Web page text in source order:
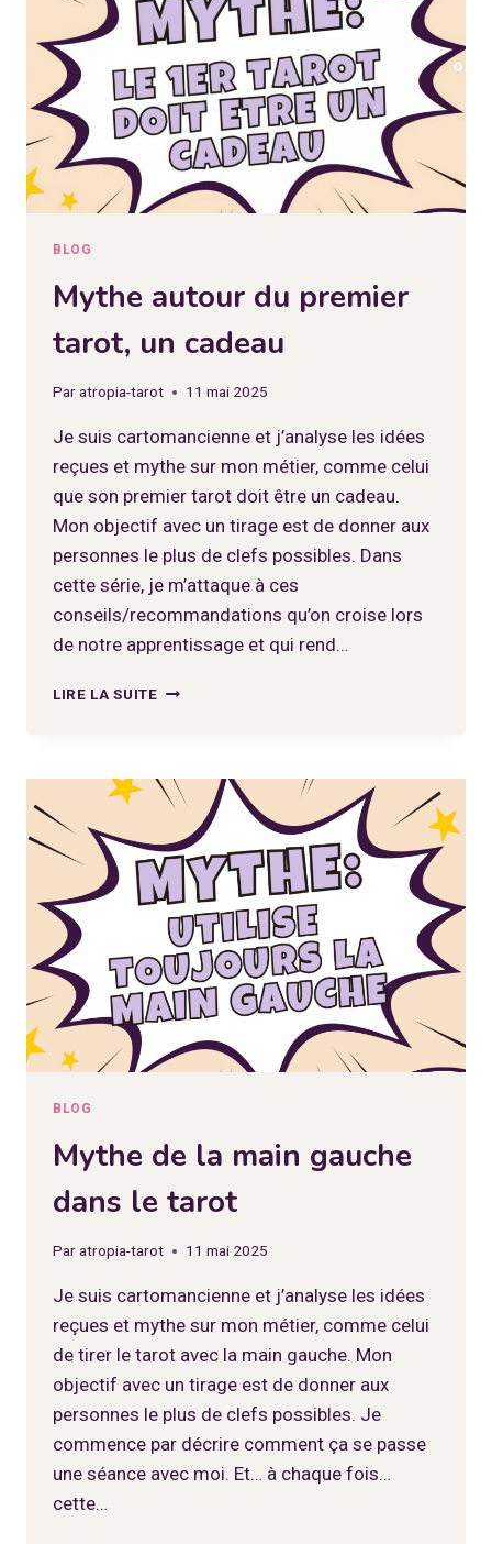
BLOG
Mythe autour du premier
tarot, un cadeau
Paratropia-tarot 11 mai 2025
Je suis cartomancienne et j’analyse les idées
reçues et mythe sur mon métier, comme celui
que son premier tarot doit être un cadeau.
Mon objectif avec un tirage est de donner aux
personnes le plus de clefs possibles. Dans
cette série, je m’attaque à ces
conseils/recommandations qu’on croise lors
de notre apprentissage et qui rend…
LIRE LA SUITEMYTHE
TAROT,
UN
CADEAU
BLOG
Mythe de la main gauche
dans le tarot
Paratropia-tarot 11 mai 2025
Je suis cartomancienne et j’analyse les idées
reçues et mythe sur mon métier, comme celui
de tirer le tarot avec la main gauche. Mon
objectif avec un tirage est de donner aux
personnes le plus de clefs possibles. Je
commence par décrire comment ça se passe
une séance avec moi. Et… à chaque fois…
cette…